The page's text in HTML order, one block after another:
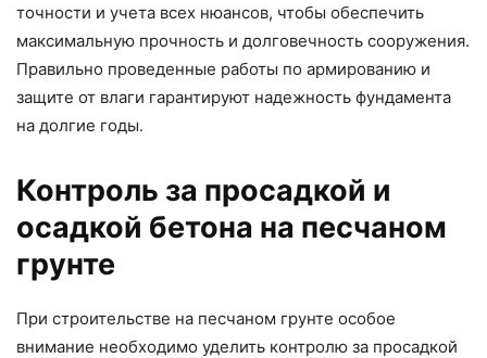
точности и учета всех нюансов, чтобы обеспечить
максимальную прочность и долговечность сооружения.
Правильно проведенные работы по армированию и
защите от влаги гарантируют надежность фундамента
на долгие годы.
Контроль за просадкой и
осадкой бетона на песчаном
грунте
При строительстве на песчаном грунте особое
внимание необходимо уделить контролю за просадкой